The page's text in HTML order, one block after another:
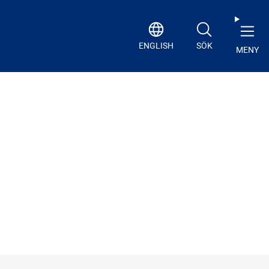
ENGLISH SÖK MENY